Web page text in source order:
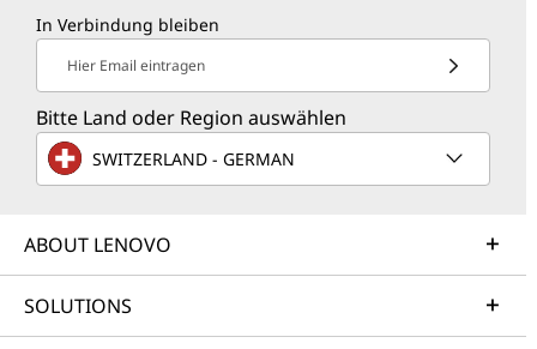
In Verbindung bleiben
Hier Email eintragen
Bitte Land oder Region auswählen
SWITZERLAND - GERMAN
ABOUT LENOVO
SOLUTIONS